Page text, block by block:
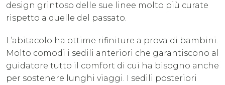
design grintoso delle sue linee molto più curate
rispetto a quelle del passato.
L’abitacolo ha ottime rifiniture a prova di bambini.
Molto comodi i sedili anteriori che garantiscono al
guidatore tutto il comfort di cui ha bisogno anche
per sostenere lunghi viaggi. I sedili posteriori